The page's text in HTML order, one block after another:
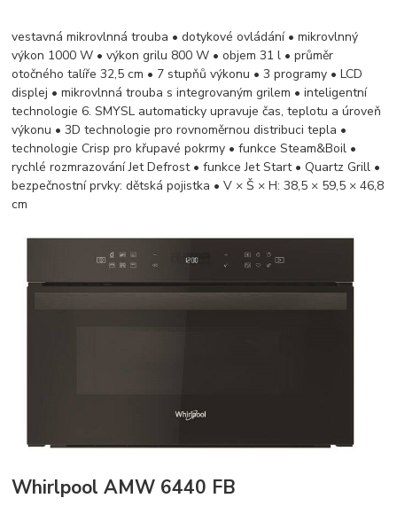
vestavná mikrovlnná trouba • dotykové ovládání • mikrovlnný
výkon 1000 W • výkon grilu 800 W • objem 31 l • průměr
otočného talíře 32,5 cm • 7 stupňů výkonu • 3 programy • LCD
displej • mikrovlnná trouba s integrovaným grilem • inteligentní
technologie 6. SMYSL automaticky upravuje čas, teplotu a úroveň
výkonu • 3D technologie pro rovnoměrnou distribuci tepla •
technologie Crisp pro křupavé pokrmy • funkce Steam&Boil •
rychlé rozmrazování Jet Defrost • funkce Jet Start • Quartz Grill •
bezpečnostní prvky: dětská pojistka • V × Š × H: 38,5 × 59,5 × 46,8
cm
Whirlpool AMW 6440 FB